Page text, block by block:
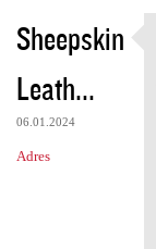
z
e
Sheepskin
Leath...
06.01.2024
Adres